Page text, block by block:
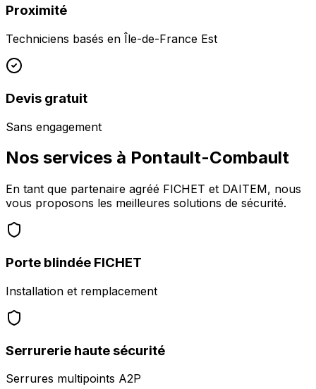
Proximité
Techniciens basés en Île-de-France Est
Devis gratuit
Sans engagement
Nos services à Pontault-Combault
En tant que partenaire agréé FICHET et DAITEM, nous
vous proposons les meilleures solutions de sécurité.
Porte blindée FICHET
Installation et remplacement
Serrurerie haute sécurité
Serrures multipoints A2P